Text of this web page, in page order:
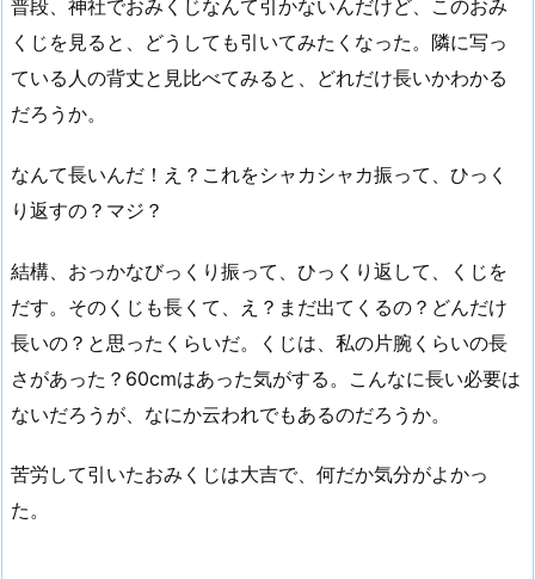
普段、神社でおみくじなんて引かないんだけど、このおみ
くじを見ると、どうしても引いてみたくなった。隣に写っ
ている人の背丈と見比べてみると、どれだけ長いかわかる
だろうか。
なんて長いんだ！え？これをシャカシャカ振って、ひっく
り返すの？マジ？
結構、おっかなびっくり振って、ひっくり返して、くじを
だす。そのくじも長くて、え？まだ出てくるの？どんだけ
長いの？と思ったくらいだ。くじは、私の片腕くらいの長
さがあった？60cmはあった気がする。こんなに長い必要は
ないだろうが、なにか云われでもあるのだろうか。
苦労して引いたおみくじは大吉で、何だか気分がよかっ
た。